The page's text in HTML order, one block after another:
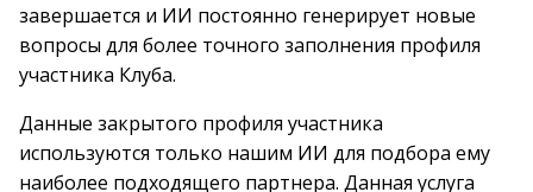
завершается и ИИ постоянно генерирует новые
вопросы для более точного заполнения профиля
участника Клуба.
Данные закрытого профиля участника
используются только нашим ИИ для подбора ему
наиболее подходящего партнера. Данная услуга